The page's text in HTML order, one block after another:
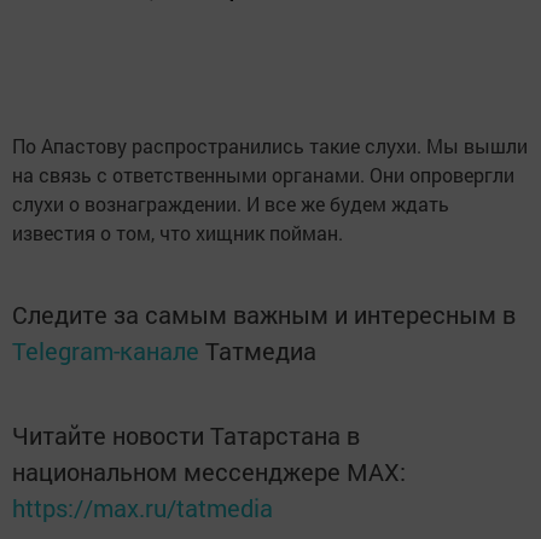
По Апастову распространились такие слухи. Мы вышли
на связь с ответственными органами. Они опровергли
слухи о вознаграждении. И все же будем ждать
известия о том, что хищник пойман.
Следите за самым важным и интересным в
Telegram-канале Татмедиа
Читайте новости Татарстана в
национальном мессенджере MАХ:
https://max.ru/tatmedia